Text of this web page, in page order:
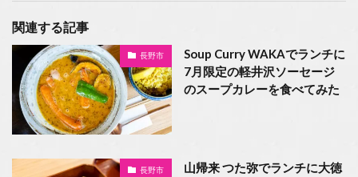
関連する記事
長野市
Soup Curry WAKAでランチに
7月限定の軽井沢ソーセージ
のスープカレーを食べてみた
長野市
山帰来 つた弥でランチに大徳